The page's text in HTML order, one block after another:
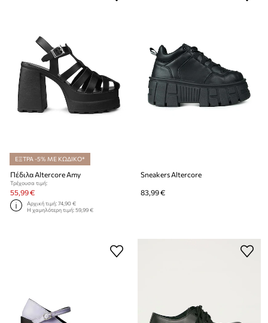
ΕΞΤΡΑ -5% ΜΕ ΚΩΔΙΚΟ*
Πέδιλα Altercore Amy
Τρέχουσα τιμή:
55,99 €
Αρχική τιμή:74,90 €
Η χαμηλότερη τιμή:59,99 €
Sneakers Altercore
83,99 €